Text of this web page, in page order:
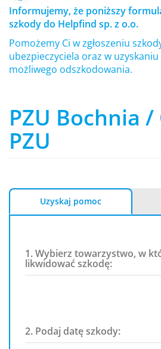
Informujemy, że poniższy
szkody do Helpfind sp. z o.o.
Pomożemy Ci w zgłoszeniu
ubezpieczyciela oraz w
możliwego odszkodowania.
PZU Bochnia /
PZU
Uzyskaj pomoc
1. Wybierz towarzystwo, w
likwidować szkodę:
2. Podaj datę szkody: